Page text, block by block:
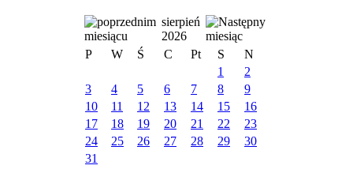
sierpień
2026
P
W Ś C Pt S
N
1
2
3
4 5 6 7 8
9
10
11 12 13 14 15
16
17
18 19 20 21 22
23
24
25 26 27 28 29
30
31